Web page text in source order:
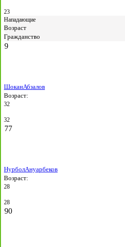
23
Нападающие
Возраст
Гражданство
9
ШоканАбзалов
Возраст:
32
32
77
НурболАнуарбеков
Возраст:
28
28
90